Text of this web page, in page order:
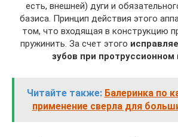
есть, внешней) дуги и
базиса. Принцип действия этого
том, что входящая в конструкцию
пружинить. За счет этого
зубов при протруссионном
Читайте также: Балеринка по
применение сверла для